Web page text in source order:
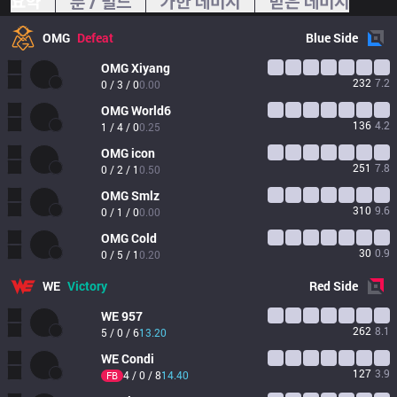
OMG Defeat BlueSide
OMGXiyang
0 / 3 / 00.00 232 7.2
OMGWorld6
1 / 4 / 00.25 136 4.2
OMGicon
0 / 2 / 10.50 251 7.8
OMGSmlz
0 / 1 / 00.00 310 9.6
OMGCold
0 / 5 / 10.20 30 0.9
WE Victory RedSide
WE957
5 / 0 / 613.20 262 8.1
WECondi
FB 4 / 0 / 814.40 127 3.9